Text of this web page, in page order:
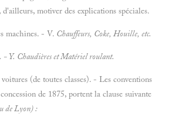
d'ailleurs, motiver des explications spéciales.
- V. Chauffeurs, Coke, Houille, etc.
- Y. Chaudières etMatériel roulant.
(de toutes classes). - Les conventions
de 1875, portent la clause suivante
de Lyon) :